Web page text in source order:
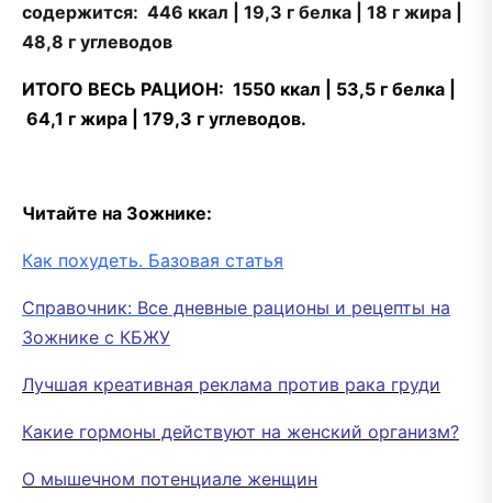
содержится: 446 ккал | 19,3 г белка | 18 г жира |
48,8 г углеводов
ИТОГО ВЕСЬ РАЦИОН: 1550 ккал | 53,5 г белка |
64,1 г жира | 179,3 г углеводов.
Читайте на Зожнике:
Как похудеть. Базовая статья
Справочник: Все дневные рационы и рецепты на
Зожнике с КБЖУ
Лучшая креативная реклама против рака груди
Какие гормоны действуют на женский организм?
О мышечном потенциале женщин